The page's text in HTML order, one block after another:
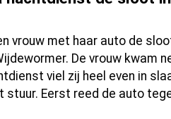
vrouw met haar auto de
De vrouw kwam
viel zij heel even in
stuur. Eerst reed de auto